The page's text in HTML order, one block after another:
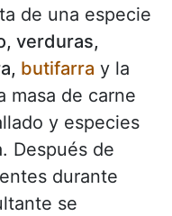
de una especie
verduras,
butifarra y la
masa de carne
y especies
Después de
durante
se